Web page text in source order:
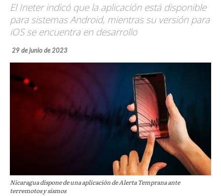
El Ineter indicó que la aplicación está disponible
para sistemas Android, mientras su versión para
iOS se encuentra en desarrollo
29 de junio de 2023
Nicaragua dispone de una aplicación de Alerta Temprana ante
terremotos y sismos